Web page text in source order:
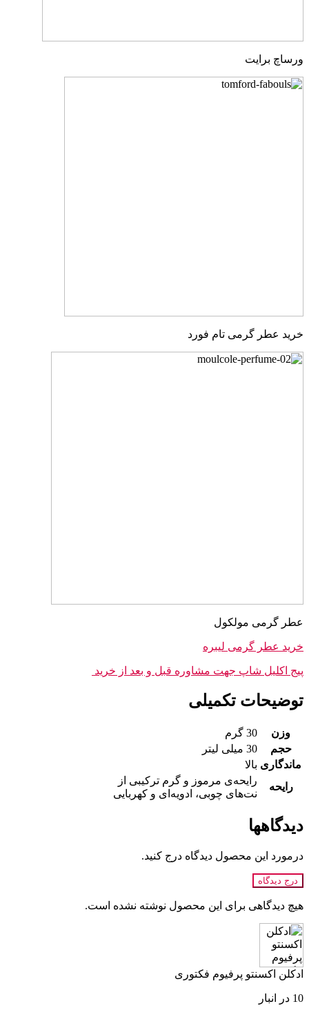
ورساچ برایت
خرید عطر گرمی تام فورد
عطر گرمی مولکول
خرید عطر گرمی لیبره
پیج اکلیل شاپ جهت مشاوره قبل و بعد از خرید
توضیحات تکمیلی
وزن
30 گرم
حجم
30 میلی لیتر
ماندگاری بالا
رایحه
رایحه‌ی مرموز و گرم ترکیبی از
نت‌های چوبی، ادویه‌ای و کهربایی
دیدگاهها
درمورد این محصول دیدگاه درج کنید.
درج دیدگاه
هیچ دیدگاهی برای این محصول نوشته نشده است.
ادکلن اکسنتو پرفیوم فکتوری
10 در انبار